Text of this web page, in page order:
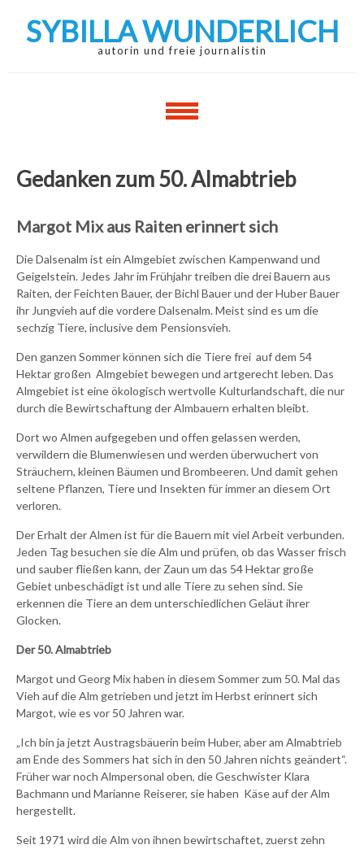
navigation
contentSYBILLA WUNDERLICH
autorin und freie journalistin
Gedanken zum 50. Almabtrieb
Margot Mix aus Raiten erinnert sich
Die Dalsenalm ist ein Almgebiet zwischen Kampenwand und
Geigelstein. Jedes Jahr im Frühjahr treiben die drei Bauern aus
Raiten, der Feichten Bauer, der Bichl Bauer und der Huber Bauer
ihr Jungvieh auf die vordere Dalsenalm. Meist sind es um die
sechzig Tiere, inclusive dem Pensionsvieh.
Den ganzen Sommer können sich die Tiere frei auf dem 54
Hektar großen Almgebiet bewegen und artgerecht leben. Das
Almgebiet ist eine ökologisch wertvolle Kulturlandschaft, die nur
durch die Bewirtschaftung der Almbauern erhalten bleibt.
Dort wo Almen aufgegeben und offen gelassen werden,
verwildern die Blumenwiesen und werden überwuchert von
Sträuchern, kleinen Bäumen und Brombeeren. Und damit gehen
seltene Pflanzen, Tiere und Insekten für immer an diesem Ort
verloren.
Der Erhalt der Almen ist für die Bauern mit viel Arbeit verbunden.
Jeden Tag besuchen sie die Alm und prüfen, ob das Wasser frisch
und sauber fließen kann, der Zaun um das 54 Hektar große
Gebiet unbeschädigt ist und alle Tiere zu sehen sind. Sie
erkennen die Tiere an dem unterschiedlichen Geläut ihrer
Glocken.
Der 50. Almabtrieb
Margot und Georg Mix haben in diesem Sommer zum 50. Mal das
Vieh auf die Alm getrieben und jetzt im Herbst erinnert sich
Margot, wie es vor 50 Jahren war.
„Ich bin ja jetzt Austragsbäuerin beim Huber, aber am Almabtrieb
am Ende des Sommers hat sich in den 50 Jahren nichts geändert“.
Früher war noch Almpersonal oben, die Geschwister Klara
Bachmann und Marianne Reiserer, sie haben Käse auf der Alm
hergestellt.
Seit 1971 wird die Alm von ihnen bewirtschaftet, zuerst zehn